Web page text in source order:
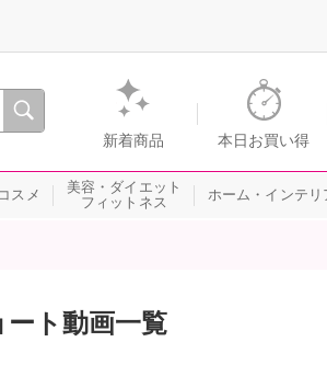
販・テレビショッピングのショップチャンネ
新着商品 本日お買い得
コスメ
美容・ダイエット
フィットネス
ホーム・インテリ
ート動画一覧